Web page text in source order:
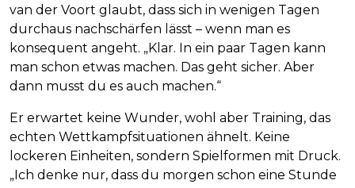
van der Voort glaubt, dass sich in wenigen Tagen
durchaus nachschärfen lässt – wenn man es
konsequent angeht. „Klar. In ein paar Tagen kann
man schon etwas machen. Das geht sicher. Aber
dann musst du es auch machen.“
Er erwartet keine Wunder, wohl aber Training, das
echten Wettkampfsituationen ähnelt. Keine
lockeren Einheiten, sondern Spielformen mit Druck.
„Ich denke nur, dass du morgen schon eine Stunde